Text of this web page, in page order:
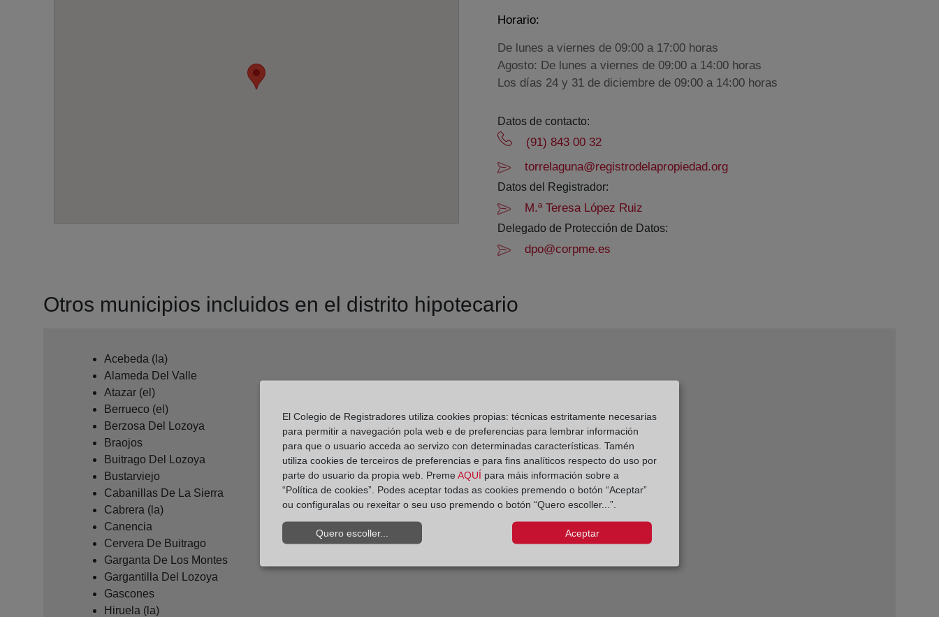
Horario:
De lunes a viernes de 09:00 a 17:00 horas
Agosto: De lunes a viernes de 09:00 a 14:00 horas
Los días 24 y 31 de diciembre de 09:00 a 14:00 horas
Datos de contacto:
(91) 843 00 32
torrelaguna@registrodelapropiedad.org
Datos del Registrador:
M.ª Teresa López Ruiz
Delegado de Protección de Datos:
dpo@corpme.es
Otros municipios incluidos en el distrito hipotecario
Acebeda (la)
Alameda Del Valle
Atazar (el)
Berrueco (el)
Berzosa Del Lozoya
Braojos
Buitrago Del Lozoya
Bustarviejo
Cabanillas De La Sierra
Cabrera (la)
Canencia
Cervera De Buitrago
Garganta De Los Montes
Gargantilla Del Lozoya
Gascones
Hiruela (la)
El Colegio de Registradores utiliza cookies propias: técnicas estritamente necesarias
para permitir a navegación pola web e de preferencias para lembrar información
para que o usuario acceda ao servizo con determinadas características. Tamén
utiliza cookies de terceiros de preferencias e para fins analíticos respecto do uso por
parte do usuario da propia web. Preme AQUÍ para máis información sobre a
“Política de cookies”. Podes aceptar todas as cookies premendo o botón “Aceptar”
ou configuralas ou rexeitar o seu uso premendo o botón “Quero escoller...”.
Quero escoller... Aceptar